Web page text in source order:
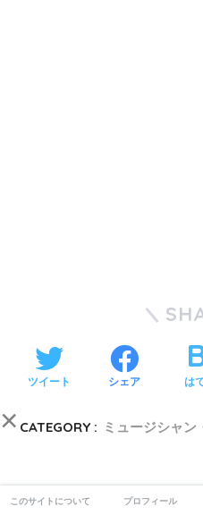
ツイート シェア は
CATEGORY : ミュージシャン
×
このサイトについて プロフィール